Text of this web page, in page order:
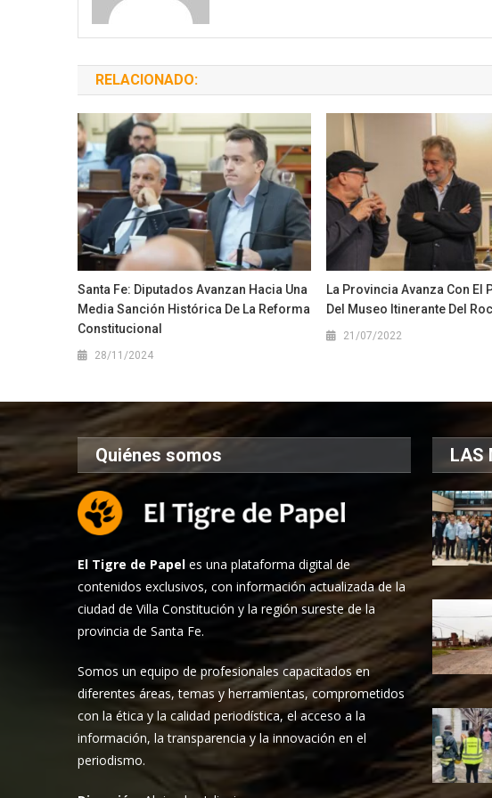
RELACIONADO:
Santa Fe: Diputados Avanzan Hacia Una
Media Sanción Histórica De La Reforma
Constitucional
28/11/2024
La Provincia Avanza Con El
Del Museo Itinerante Del
21/07/2022
Quiénes somos
El Tigre de Papel es una plataforma digital de
contenidos exclusivos, con información actualizada de la
ciudad de Villa Constitución y la región sureste de la
provincia de Santa Fe.
Somos un equipo de profesionales capacitados en
diferentes áreas, temas y herramientas, comprometidos
con la ética y la calidad periodística, el acceso a la
información, la transparencia y la innovación en el
periodismo.
LAS